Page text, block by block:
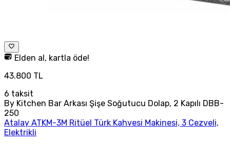
Elden al, kartla öde!
43.800 TL
6 taksit
By Kitchen Bar Arkası Şişe Soğutucu Dolap, 2 Kapılı DBB-
250
Atalay ATKM-3M Ritüel Türk Kahvesi Makinesi, 3 Cezveli,
Elektrikli